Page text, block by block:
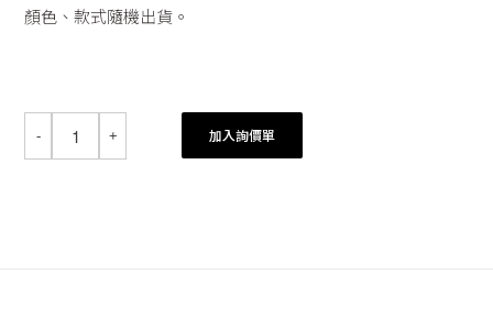
顏色、款式隨機出貨。
加入詢價單